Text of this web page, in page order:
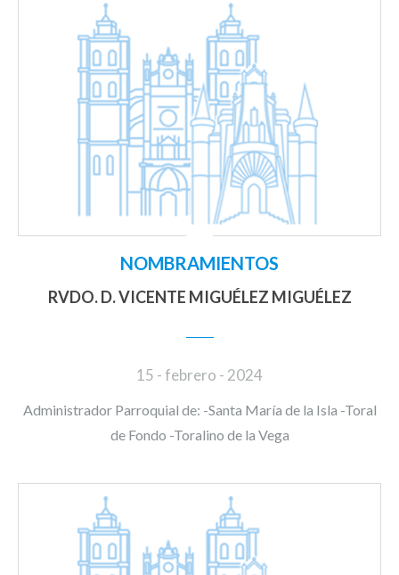
NOMBRAMIENTOS
RVDO. D. VICENTE MIGUÉLEZ MIGUÉLEZ
15 - febrero - 2024
Administrador Parroquial de: -Santa María de la Isla -Toral
de Fondo -Toralino de la Vega